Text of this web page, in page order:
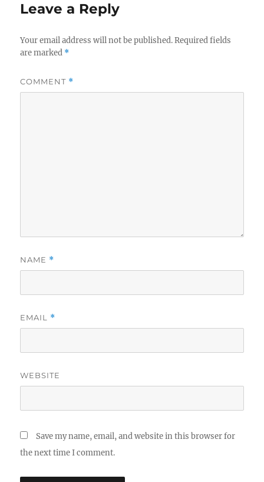
Leave a Reply
Your email address will not be published. Required fields
are marked *
COMMENT *
NAME *
EMAIL *
WEBSITE
Save my name, email, and website in this browser for
the next time I comment.